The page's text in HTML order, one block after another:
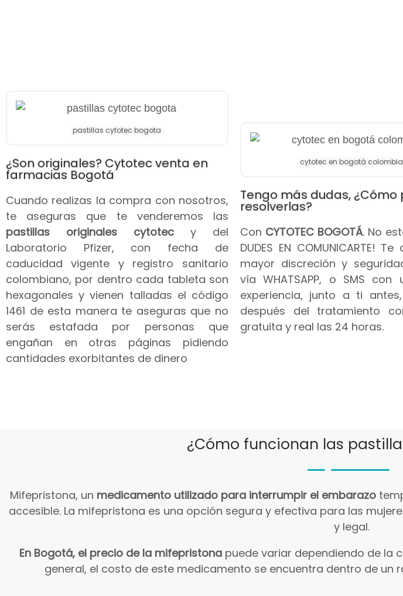
pastillas cytotec bogota
¿Son originales? Cytotec venta en
farmacias Bogotá
Cuando realizas la compra con nosotros,
te aseguras que te venderemos las
pastillas originales cytotec y del
Laboratorio Pfizer, con fecha de
caducidad vigente y registro sanitario
colombiano, por dentro cada tableta son
hexagonales y vienen talladas el código
1461 de esta manera te aseguras que no
serás estafada por personas que
engañan en otras páginas pidiendo
cantidades exorbitantes de dinero
cytotec en bogotá colombia
Tengo más dudas, ¿Cómo
resolverlas?
Con CYTOTEC BOGOTÁ. No
DUDES EN COMUNICARTE!
mayor discreción y
vía WHATSAPP, o SMS con
experiencia, junto a ti
después del tratamiento
gratuita y real las 24 horas.
¿Cómo funcionan las
Mifepristona, un medicamento utilizado para interrumpir el embarazo
accesible. La mifepristona es una opción segura y efectiva para las
y legal.
En Bogotá, el precio de la mifepristonapuede variar dependiendo de la
general, el costo de este medicamento se encuentra dentro de un